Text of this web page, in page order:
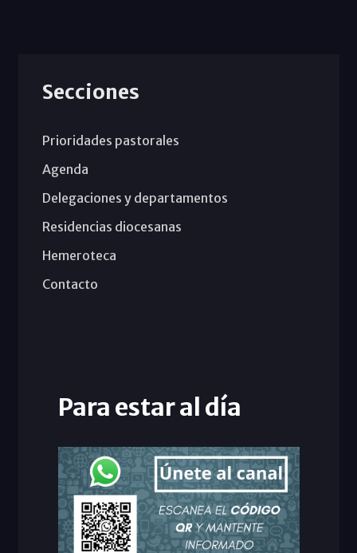
Secciones
Prioridades pastorales
Agenda
Delegaciones y departamentos
Residencias diocesanas
Hemeroteca
Contacto
Para estar al día